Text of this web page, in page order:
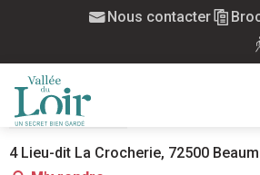
principal
Nous contacter
La Crocherie Gîte des Elfes
LA CROCHERIE GÎTE DES
MEUBLÉS MAISON
4 Lieu-dit La Crocherie, 72500